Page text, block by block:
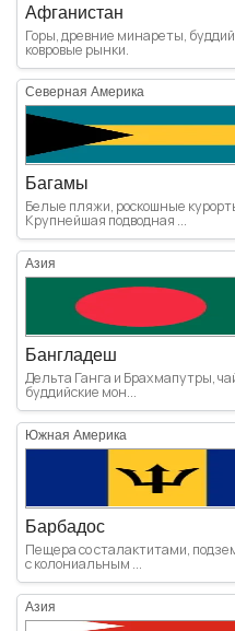
Афганистан
Горы, древние минареты,
ковровые рынки.
Северная Америка
Багамы
Белые пляжи, роскошные
Крупнейшая подводная ...
Азия
Бангладеш
Дельта Ганга и Брахмапутры,
буддийские мон...
Южная Америка
Барбадос
Пещера со сталактитами,
с колониальным ...
Азия